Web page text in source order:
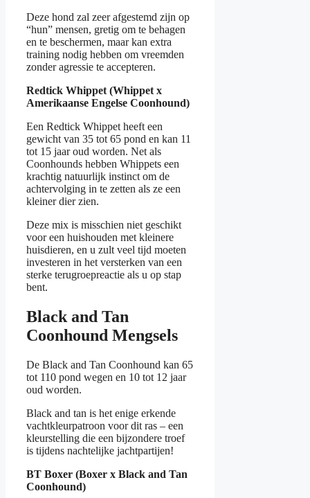
Deze hond zal zeer afgestemd zijn op
“hun” mensen, gretig om te behagen
en te beschermen, maar kan extra
training nodig hebben om vreemden
zonder agressie te accepteren.
Redtick Whippet (Whippet x
Amerikaanse Engelse Coonhound)
Een Redtick Whippet heeft een
gewicht van 35 tot 65 pond en kan 11
tot 15 jaar oud worden. Net als
Coonhounds hebben Whippets een
krachtig natuurlijk instinct om de
achtervolging in te zetten als ze een
kleiner dier zien.
Deze mix is misschien niet geschikt
voor een huishouden met kleinere
huisdieren, en u zult veel tijd moeten
investeren in het versterken van een
sterke terugroepreactie als u op stap
bent.
Black and Tan
Coonhound Mengsels
De Black and Tan Coonhound kan 65
tot 110 pond wegen en 10 tot 12 jaar
oud worden.
Black and tan is het enige erkende
vachtkleurpatroon voor dit ras – een
kleurstelling die een bijzondere troef
is tijdens nachtelijke jachtpartijen!
BT Boxer (Boxer x Black and Tan
Coonhound)